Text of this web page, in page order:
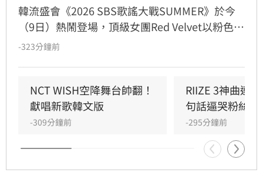
韓流盛會《2026 SBS歌謠大戰SUMMER》於今
（9日）熱鬧登場，頂級女團Red Velvet以粉色系
精緻造型驚艷亮相，展現夏日女王強大氣場。此
House Groove巧妙融合，曲風清爽且具質感。
成員們以優雅且帶有度假感的舞蹈動作，完美詮
釋歌曲的波浪律動，將夏日氛圍推向最高點。儘
管僅演出單曲，Red Velvet仍憑藉成熟且活潑的
舞台魅力，成功吸引全場目光，為粉絲帶來一場
視覺與聽覺的夏日饗宴。
-323分鐘前
NCT WISH空降舞台帥翻！
獻唱新歌韓文版
-309分鐘前
RIIZE 3神曲連
句話逼哭粉絲
-295分鐘前